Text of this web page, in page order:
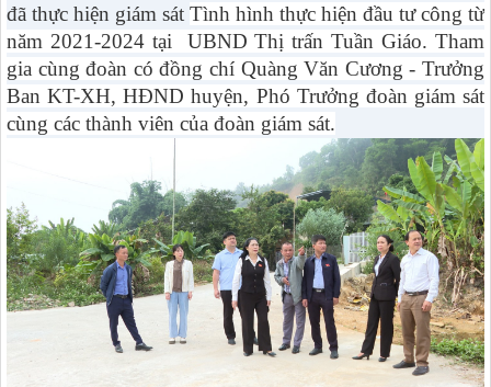
đã thực hiện giám sát Tình hình thực hiện đầu tư công từ
năm 2021-2024 tại
UBND Thị trấn Tuần Giáo. Tham
gia cùng đoàn có đồng chí Quàng Văn Cương - Trưởng
Ban KT-XH, HĐND huyện, Phó Trưởng đoàn giám sát
cùng các thành viên của đoàn giám sát.